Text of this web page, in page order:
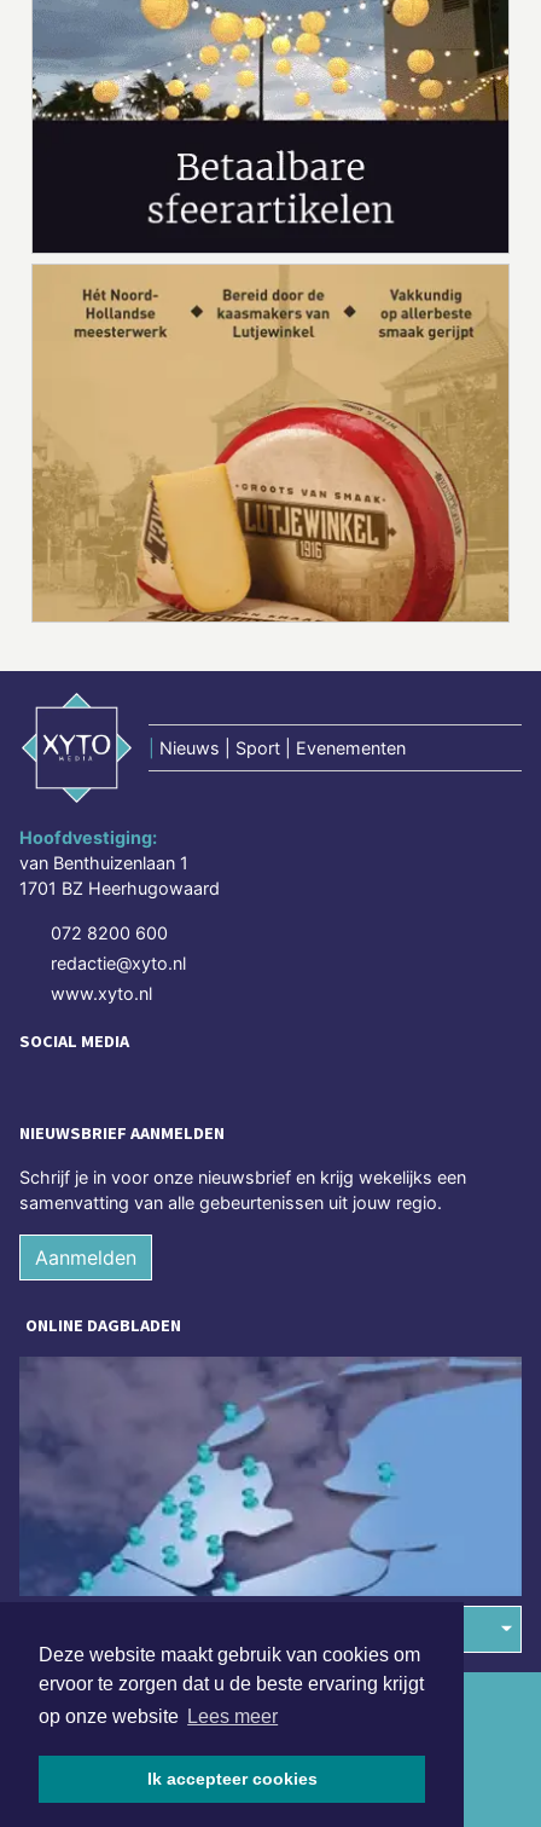
Deze website maakt gebruik van cookies om
ervoor te zorgen dat u de beste ervaring krijgt
op onze website Lees meer
Ik accepteer cookies
Nieuws | Sport | Evenementen
Hoofdvestiging:
van Benthuizenlaan 1
1701 BZ Heerhugowaard
072 8200 600
redactie@xyto.nl
www.xyto.nl
SOCIAL MEDIA
NIEUWSBRIEF AANMELDEN
Schrijf je in voor onze nieuwsbrief en krijg wekelijks een
samenvatting van alle gebeurtenissen uit jouw regio.
Aanmelden
ONLINE DAGBLADEN
Privacy Statement